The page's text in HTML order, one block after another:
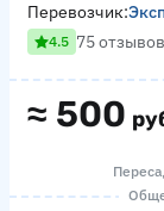
≈ 500
Перевозчик:
4.5 75 отзывов